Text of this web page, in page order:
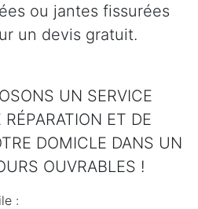
ou jantes fissurées
un devis gratuit.
UN SERVICE
RÉPARATION ET DE
DOMICLE DANS UN
OUVRABLES !
: